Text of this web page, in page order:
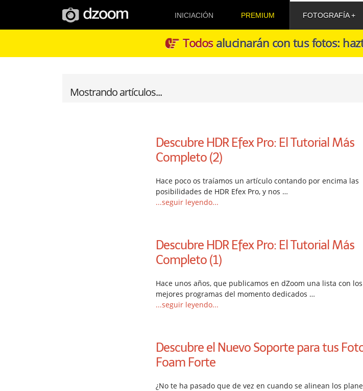
INICIACIÓN PREMIUM FOTOGRAFÍA
Todosalucinarán con tus fotos:
Mostrando artículos...
Descubre HDR Efex Pro: El Tutorial Más
Completo (2)
Hace poco os traíamos un artículo contando por encima las
posibilidades de HDR Efex Pro, y nos …
...seguir leyendo...
Descubre HDR Efex Pro: El Tutorial Más
Completo (1)
Hace unos años, que publicamos en dZoom una lista con
mejores programas del momento dedicados …
...seguir leyendo...
Descubre el Nuevo Soporte para tus
Foam Forte
¿No te ha pasado que de vez en cuando se alinean los